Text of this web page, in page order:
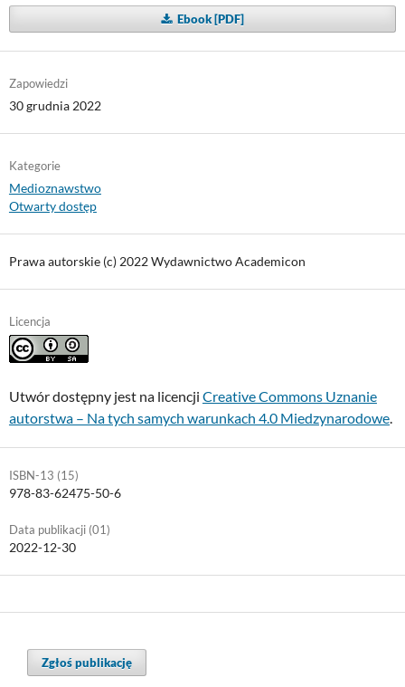
Ebook [PDF]
Zapowiedzi
30 grudnia 2022
Kategorie
Medioznawstwo
Otwarty dostęp
Prawa autorskie (c) 2022 Wydawnictwo Academicon
Licencja
Utwór dostępny jest na licencji Creative Commons Uznanie
autorstwa – Na tych samych warunkach 4.0 Miedzynarodowe.
ISBN-13 (15)
978-83-62475-50-6
Data publikacji (01)
2022-12-30
Zgłoś publikację